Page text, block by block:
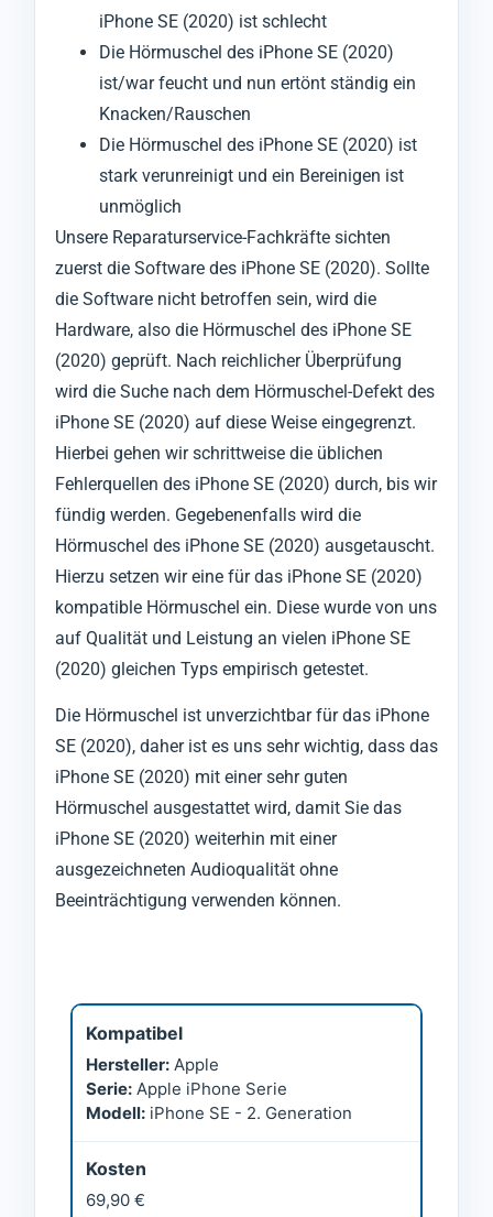
iPhone SE (2020) ist schlecht
Die Hörmuschel des iPhone SE (2020)
ist/war feucht und nun ertönt ständig ein
Knacken/Rauschen
Die Hörmuschel des iPhone SE (2020) ist
stark verunreinigt und ein Bereinigen ist
unmöglich
Unsere Reparaturservice-Fachkräfte sichten
zuerst die Software des iPhone SE (2020). Sollte
die Software nicht betroffen sein, wird die
Hardware, also die Hörmuschel des iPhone SE
(2020) geprüft. Nach reichlicher Überprüfung
wird die Suche nach dem Hörmuschel-Defekt des
iPhone SE (2020) auf diese Weise eingegrenzt.
Hierbei gehen wir schrittweise die üblichen
Fehlerquellen des iPhone SE (2020) durch, bis wir
fündig werden. Gegebenenfalls wird die
Hörmuschel des iPhone SE (2020) ausgetauscht.
Hierzu setzen wir eine für das iPhone SE (2020)
kompatible Hörmuschel ein. Diese wurde von uns
auf Qualität und Leistung an vielen iPhone SE
(2020) gleichen Typs empirisch getestet.
Die Hörmuschel ist unverzichtbar für das iPhone
SE (2020), daher ist es uns sehr wichtig, dass das
iPhone SE (2020) mit einer sehr guten
Hörmuschel ausgestattet wird, damit Sie das
iPhone SE (2020) weiterhin mit einer
ausgezeichneten Audioqualität ohne
Beeinträchtigung verwenden können.
Kompatibel
Hersteller: Apple
Serie: Apple iPhone Serie
Modell: iPhone SE - 2. Generation
Kosten
69,90 €